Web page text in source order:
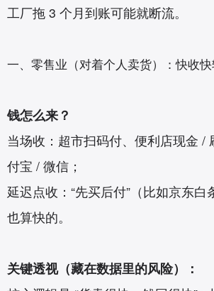
工厂拖 3 个月到账可能就断流。
一、零售业（对着个人卖货）：快收快
钱怎么来？
当场收：超市扫码付、便利店现金 /
付宝 / 微信；
延迟点收：“先买后付”（比如京东白
也算快的。
关键透视（藏在数据里的风险）：